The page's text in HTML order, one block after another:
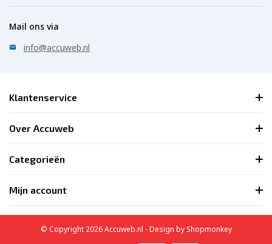
Mail ons via
info@accuweb.nl
Klantenservice
Over Accuweb
Categorieën
Mijn account
© Copyright 2026 Accuweb.nl - Design by Shopmonkey